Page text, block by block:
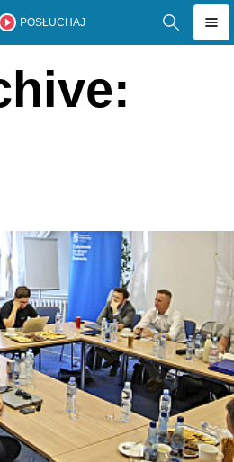
POSŁUCHAJ